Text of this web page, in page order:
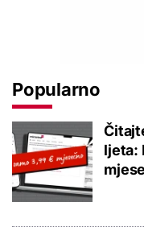
Popularno
ljeta: